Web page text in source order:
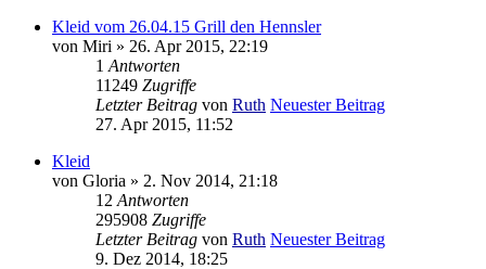
Kleid vom 26.04.15 Grill den Hennsler
von Miri » 26. Apr 2015, 22:19
1 Antworten
11249 Zugriffe
Letzter Beitrag von Ruth Neuester Beitrag
27. Apr 2015, 11:52
Kleid
von Gloria » 2. Nov 2014, 21:18
12 Antworten
295908 Zugriffe
Letzter Beitrag von Ruth Neuester Beitrag
9. Dez 2014, 18:25